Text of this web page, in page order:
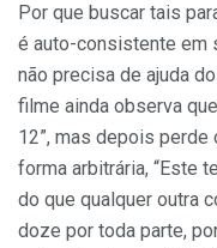
Por que buscar tais
é auto-consistente em
não precisa de ajuda
filme ainda observa
12”, mas depois
forma arbitrária, “Este
do que qualquer outra
doze por toda parte,